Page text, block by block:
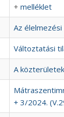
+ melléklet
Az
Változtatási
A
+ 3/2024.